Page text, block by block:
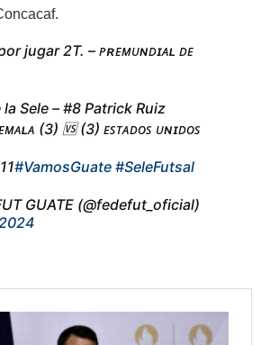
jugar 2T. – ᴘʀᴇᴍᴜɴᴅɪᴀʟ ᴅᴇ
Sele – #8 Patrick Ruiz
(3) 🆚 (3) ᴇꜱᴛᴀᴅᴏꜱ ᴜɴɪᴅᴏꜱ
#VamosGuate #SeleFutsal
GUATE (@fedefut_oficial)